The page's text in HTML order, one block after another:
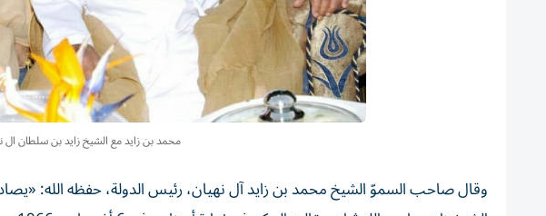
محمد بن زايد مع الشيخ زايد بن سلطان ال